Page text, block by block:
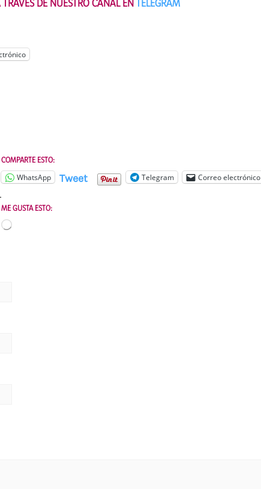
TRAVÉS DE NUESTRO CANAL ENTELEGRAM
COMPARTE ESTO:
WhatsApp Tweet Telegram Correo electrónico
ME GUSTA ESTO:
Cargando...